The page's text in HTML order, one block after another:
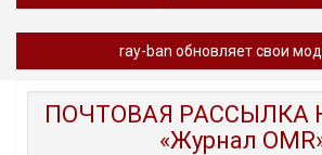
ray-ban обновляет свои
ПОЧТОВАЯ РАССЫЛКА
«Журнал